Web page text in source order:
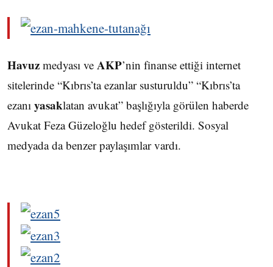
Havuz medyası ve AKP’nin finanse ettiği internet
sitelerinde “Kıbrıs’ta ezanlar susturuldu” “Kıbrıs’ta
ezanı yasaklatan avukat” başlığıyla görülen haberde
Avukat Feza Güzeloğlu hedef gösterildi. Sosyal
medyada da benzer paylaşımlar vardı.